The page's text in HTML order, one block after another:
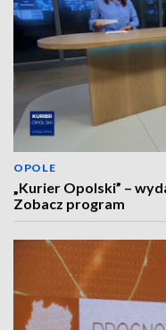
OPOLE
„Kurier Opolski” –
Zobacz program